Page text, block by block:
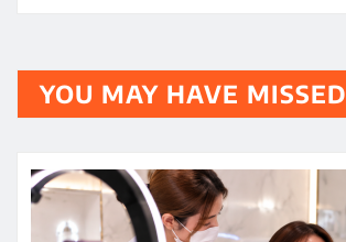
YOU MAY HAVE MISSED